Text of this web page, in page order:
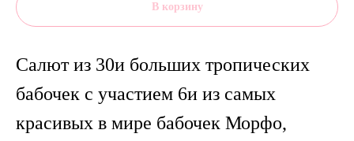
В корзину
Салют из 30и больших тропических
бабочек с участием 6и из самых
красивых в мире бабочек Морфо,